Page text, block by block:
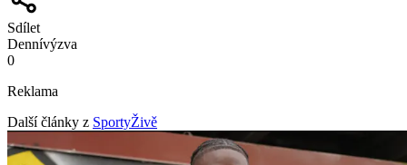
Sdílet
Dennívýzva
0
Reklama
Další články z SportyŽivě